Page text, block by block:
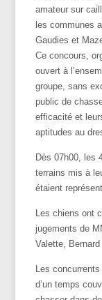
amateur sur
les communes
Gaudies et
Ce concours,
ouvert à
groupe, sans
public de
efficacité et
aptitudes au
Dès 07h00, les
terrains mis à
étaient
Les chiens ont
jugements de
Valette, Bernard
Les
d’un temps